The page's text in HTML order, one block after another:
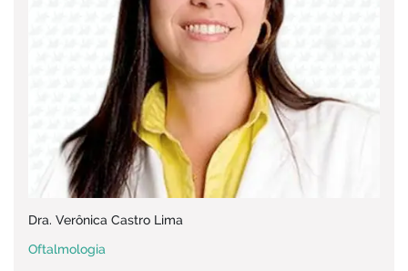
Dra. Verônica Castro Lima
Oftalmologia